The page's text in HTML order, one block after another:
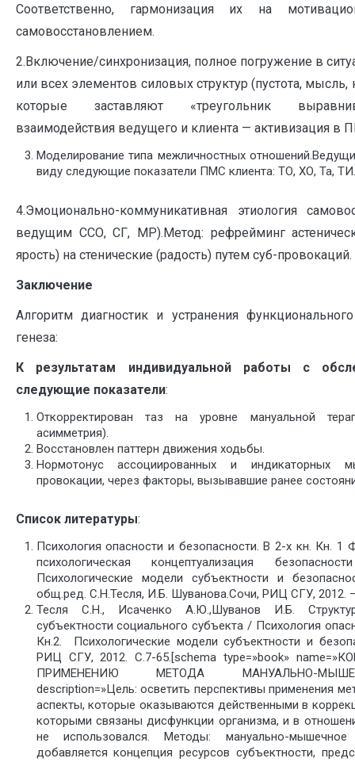
Соответственно, гармонизация их на
самовосстановлением.
2.Включение/синхронизация, полное погружение в
или всех элементов силовых структур (пустота,
которые заставляют «треугольник
взаимодействия ведущего и клиента — активизация в
Моделирование типа межличностных
виду следующие показатели ПМС клиента: ТО, ХО, Та, ТИ.
4.Эмоционально-коммуникативная этиология
ведущим ССО, СГ, МР).Метод: рефрейминг
ярость) на стенические (радость) путем суб-провокаций.
Заключение
Алгоритм диагностик и устранения
генеза:
К результатам индивидуальной работы с
следующие показатели:
Откорректирован таз на уровне мануальной
асимметрия).
Восстановлен паттерн движения ходьбы.
Нормотонус ассоциированных и индикаторных
провокации, через факторы, вызывавшие ранее
Список литературы:
Психология опасности и безопасности. В 2-х кн. Кн.
психологическая концептуализация
Психологические модели субъектности и
общ.ред. С.Н.Тесля, И.Б. Шуванова.Сочи, РИЦ СГУ, 2012.
Тесля С.Н., Исаченко А.Ю.,Шуванов И.Б.
субъектности социального субъекта / Психология
Кн.2. Психологические модели субъектности и
РИЦ СГУ, 2012. С.7-65.[schema type=»book»
ПРИМЕНЕНИЮ МЕТОДА МАНУАЛЬНО-
description=»Цель: осветить перспективы применения
аспекты, которые оказываются действенными в
которыми связаны дисфункции организма, и в
не использовался. Методы: мануально-
добавляется концепция ресурсов субъектности,